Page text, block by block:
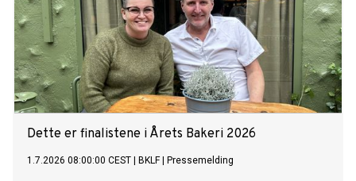
Dette er finalistene i Årets Bakeri 2026
1.7.2026 08:00:00 CEST BKLF| Pressemelding